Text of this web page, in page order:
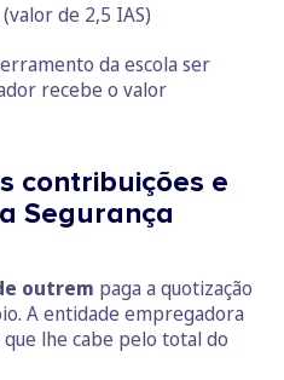
de 2,5 IAS)
da escola ser
recebe o valor
contribuições e
Segurança
outrem paga a quotização
A entidade empregadora
lhe cabe pelo total do